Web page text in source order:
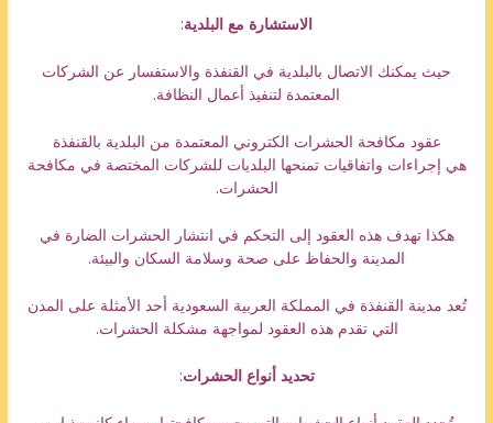
الاستشارة مع البلدية:
حيث يمكنك الاتصال بالبلدية في القنفذة والاستفسار عن الشركات
المعتمدة لتنفيذ أعمال النظافة.
عقود مكافحة الحشرات الكتروني المعتمدة من البلدية بالقنفذة
هي إجراءات واتفاقيات تمنحها البلديات للشركات المختصة في مكافحة
الحشرات.
هكذا تهدف هذه العقود إلى التحكم في انتشار الحشرات الضارة في
المدينة والحفاظ على صحة وسلامة السكان والبيئة.
تُعد مدينة القنفذة في المملكة العربية السعودية أحد الأمثلة على المدن
التي تقدم هذه العقود لمواجهة مشكلة الحشرات.
تحديد أنواع الحشرات: